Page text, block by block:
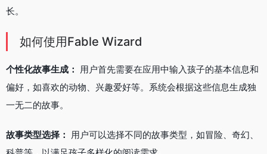
长。
如何使用Fable Wizard
个性化故事生成： 用户首先需要在应用中输入孩子的基本信息和
偏好，如喜欢的动物、兴趣爱好等。系统会根据这些信息生成独
一无二的故事。
故事类型选择： 用户可以选择不同的故事类型，如冒险、奇幻、